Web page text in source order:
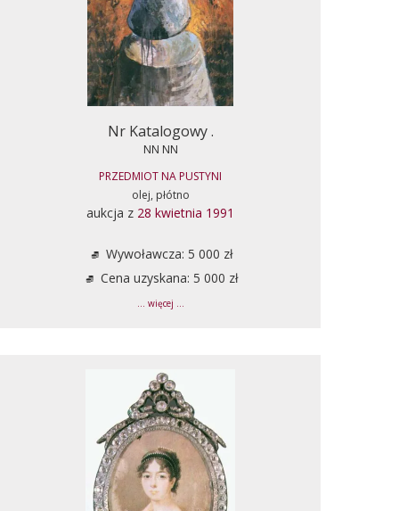
Nr Katalogowy .
NN NN
PRZEDMIOT NA PUSTYNI
olej, płótno
aukcja z 28 kwietnia 1991
Wywoławcza: 5 000 zł
Cena uzyskana: 5 000 zł
... więcej ...